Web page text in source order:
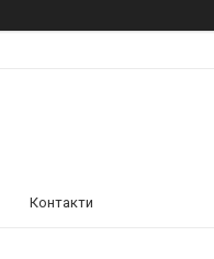
Контакти